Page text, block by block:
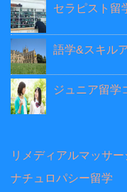
セラピスト留
語学&スキル
ジュニア留学
リメディアルマッサー
ナチュロパシー留学